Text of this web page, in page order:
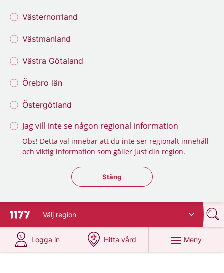
Västernorrland
Västmanland
Västra Götaland
Örebro län
Östergötland
Jag vill inte se någon regional information
Obs! Detta val innebär att du inte ser regionalt innehåll
och viktig information som gäller just din region.
Stäng regionsväljaren
Stäng
Till startsidan för 1177
Välj region
Logga in
på 1177.se
Hitta vård
på 1177.se
Meny